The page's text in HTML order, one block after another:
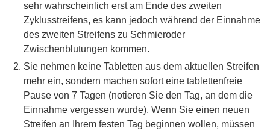
sehr wahrscheinlich erst am Ende des zweiten
Zyklusstreifens, es kann jedoch während der Einnahme
des zweiten Streifens zu Schmieroder
Zwischenblutungen kommen.
Sie nehmen keine Tabletten aus dem aktuellen Streifen
mehr ein, sondern machen sofort eine tablettenfreie
Pause von 7 Tagen (notieren Sie den Tag, an dem die
Einnahme vergessen wurde). Wenn Sie einen neuen
Streifen an Ihrem festen Tag beginnen wollen, müssen